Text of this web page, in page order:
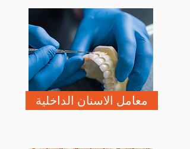
معامل الاسنان الداخلية